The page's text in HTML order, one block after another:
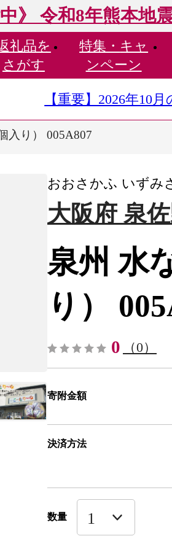
中》 令和8年熊本地
礼品を
さがす
特集・ キャ
ンペーン
【重要】2026年10
入り） 005A807
おおさかふ いずみ
大阪府 泉
泉州 水
り）
0 （0）
寄附金額
決済方法
数量